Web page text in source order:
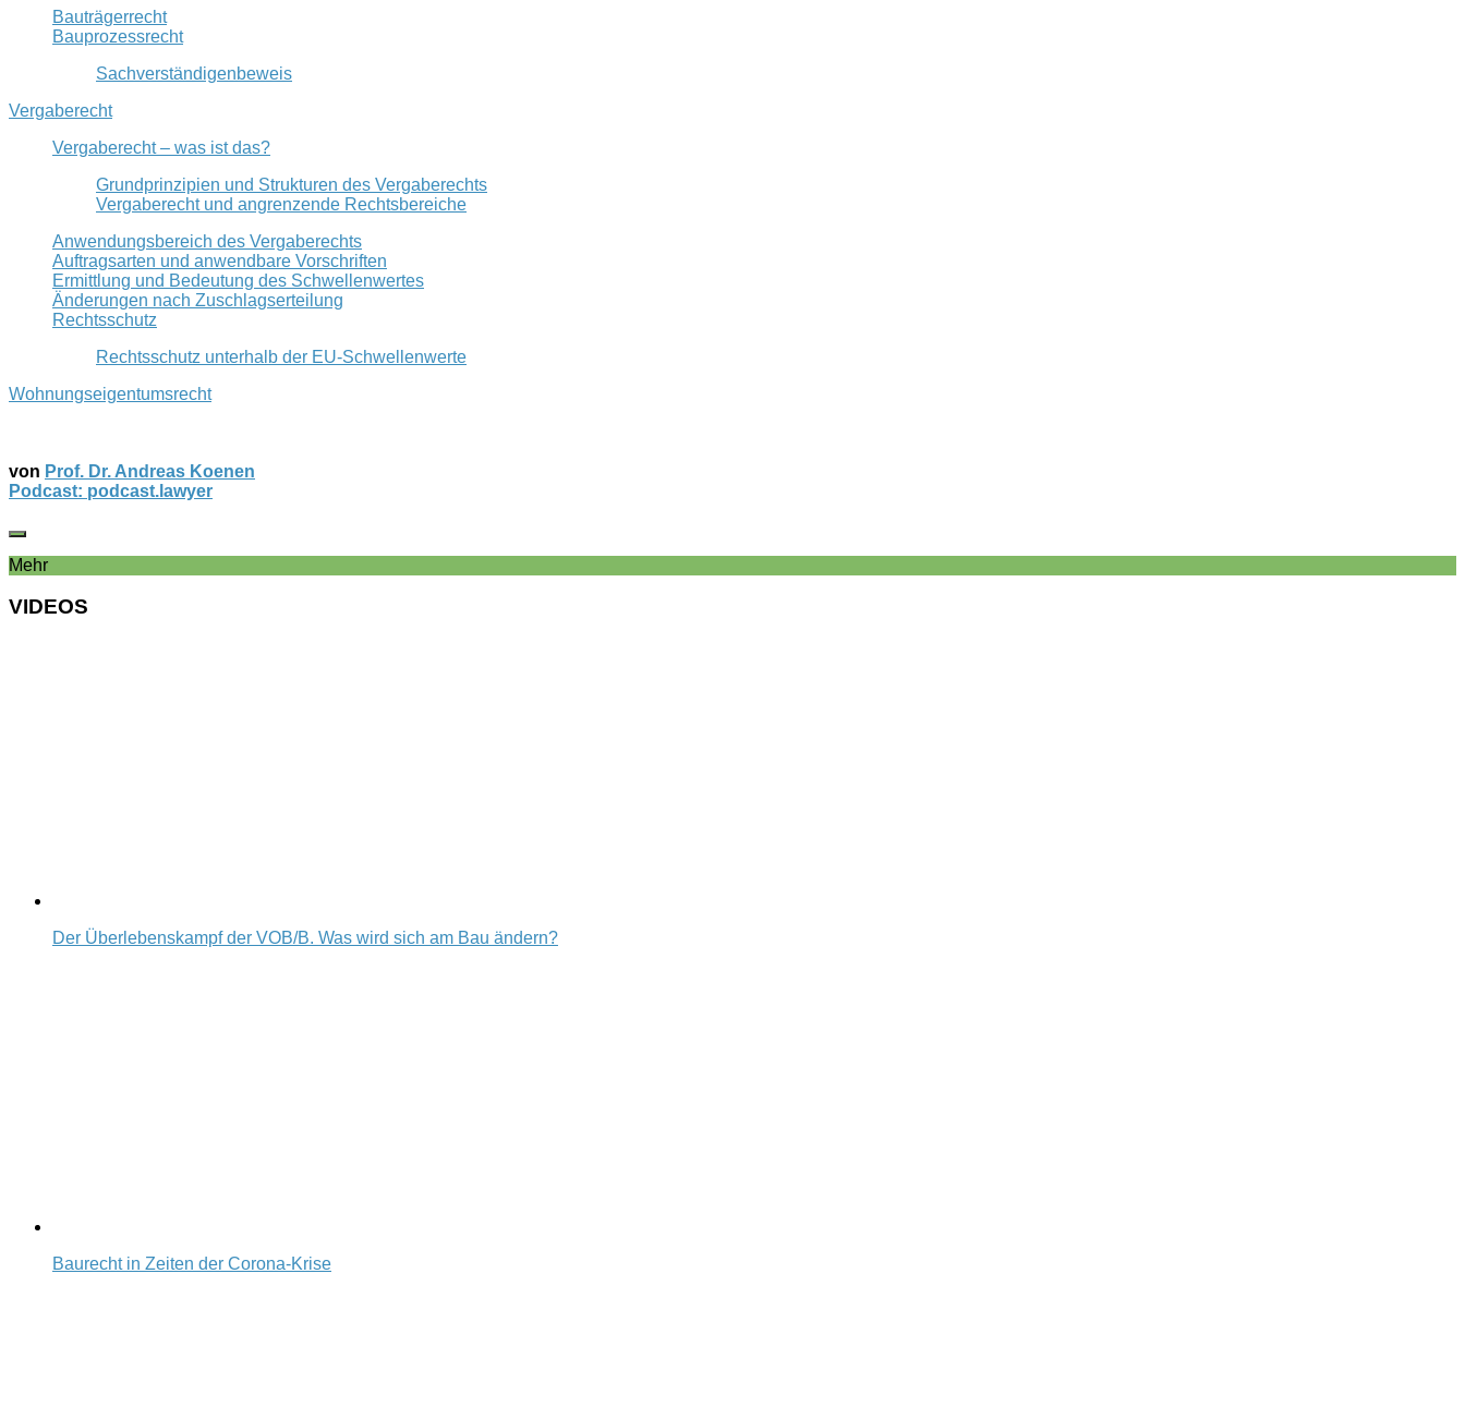
Bauträgerrecht
Bauprozessrecht
Sachverständigenbeweis
Vergaberecht
Vergaberecht – was ist das?
Grundprinzipien und Strukturen des Vergaberechts
Vergaberecht und angrenzende Rechtsbereiche
Anwendungsbereich des Vergaberechts
Auftragsarten und anwendbare Vorschriften
Ermittlung und Bedeutung des Schwellenwertes
Änderungen nach Zuschlagserteilung
Rechtsschutz
Rechtsschutz unterhalb der EU-Schwellenwerte
Wohnungseigentumsrecht
von Prof. Dr. Andreas Koenen
Podcast: podcast.lawyer
Mehr
VIDEOS
Der Überlebenskampf der VOB/B. Was wird sich am Bau ändern?
Baurecht in Zeiten der Corona-Krise